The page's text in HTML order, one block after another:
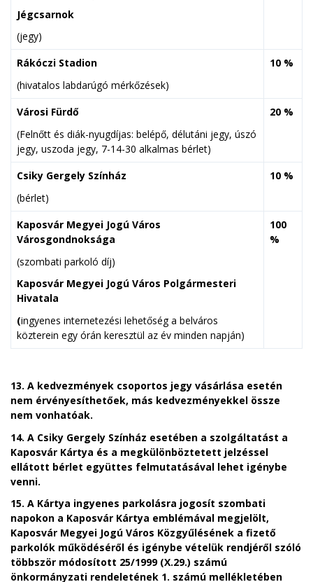
Jégcsarnok
(jegy)
Rákóczi Stadion
(hivatalos labdarúgó mérkőzések)
10 %
Városi Fürdő
(Felnőtt és diák-nyugdíjas: belépő, délutáni jegy, úszó
jegy, uszoda jegy, 7-14-30 alkalmas bérlet)
20 %
Csiky Gergely Színház
(bérlet)
10 %
Kaposvár Megyei Jogú Város
Városgondnoksága
(szombati parkoló díj)
Kaposvár Megyei Jogú Város Polgármesteri
Hivatala
(ingyenes internetezési lehetőség a belváros
közterein egy órán keresztül az év minden napján)
100
%
13. A kedvezmények csoportos jegy vásárlása esetén
nem érvényesíthetőek, más kedvezményekkel össze
nem vonhatóak.
14. A Csiky Gergely Színház esetében a szolgáltatást a
Kaposvár Kártya és a megkülönböztetett jelzéssel
ellátott bérlet együttes felmutatásával lehet igénybe
venni.
15. A Kártya ingyenes parkolásra jogosít szombati
napokon a Kaposvár Kártya emblémával megjelölt,
Kaposvár Megyei Jogú Város Közgyűlésének a fizető
parkolók működéséről és igénybe vételük rendjéről szóló
többször módosított 25/1999 (X.29.) számú
önkormányzati rendeletének 1. számú mellékletében